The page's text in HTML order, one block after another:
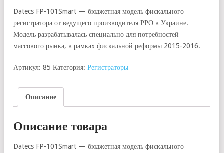
Datecs FP-101Smart — бюджетная модель фискального
регистратора от ведущего производителя РРО в Украине.
Модель разрабатывалась специально для потребностей
массового рынка, в рамках фискальной реформы 2015-2016.
Артикул: 85 Категория: Регистраторы
Описание
Описание товара
Datecs FP-101Smart — бюджетная модель фискального